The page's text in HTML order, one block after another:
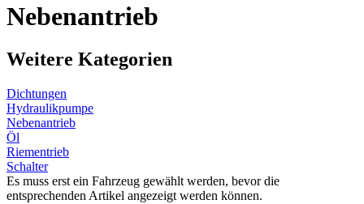
Nebenantrieb
Weitere Kategorien
Dichtungen
Hydraulikpumpe
Nebenantrieb
Öl
Riementrieb
Schalter
Es muss erst ein Fahrzeug gewählt werden, bevor die
entsprechenden Artikel angezeigt werden können.